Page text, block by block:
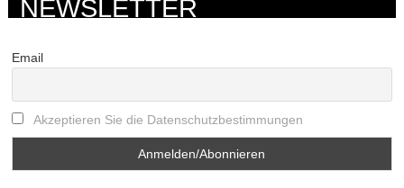
NEWSLETTER
Email
Akzeptieren Sie die Datenschutzbestimmungen